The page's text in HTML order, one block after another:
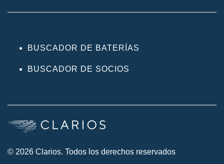
BUSCADOR DE BATERÍAS
BUSCADOR DE SOCIOS
© 2026 Clarios. Todos los derechos reservados